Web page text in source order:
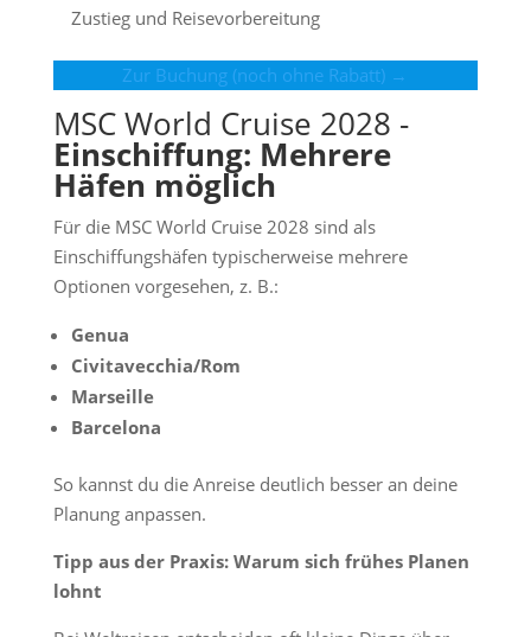
Zustieg und Reisevorbereitung
Zur Buchung (noch ohne Rabatt) →
MSC World Cruise 2028 -
Einschiffung: Mehrere
Häfen möglich
Für die MSC World Cruise 2028 sind als
Einschiffungshäfen typischerweise mehrere
Optionen vorgesehen, z. B.:
Genua
Civitavecchia/Rom
Marseille
Barcelona
So kannst du die Anreise deutlich besser an deine
Planung anpassen.
Tipp aus der Praxis: Warum sich frühes Planen
lohnt